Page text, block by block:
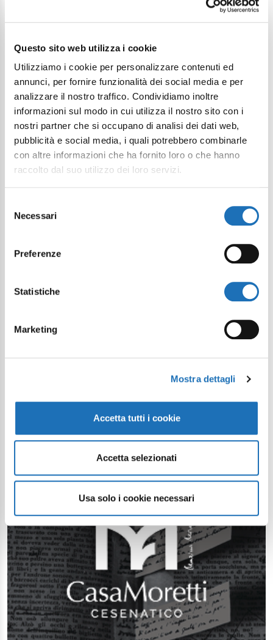
Questo sito web utilizza i cookie
Utilizziamo i cookie per personalizzare contenuti ed
annunci, per fornire funzionalità dei social media e per
analizzare il nostro traffico. Condividiamo inoltre
informazioni sul modo in cui utilizza il nostro sito con i
nostri partner che si occupano di analisi dei dati web,
pubblicità e social media, i quali potrebbero combinarle
con altre informazioni che ha fornito loro o che hanno
raccolto dal suo utilizzo dei loro servizi.
delNecessari
Preferenze
Statistiche
Marketing
Mostra dettagli
Accetta tutti i cookie
Accetta selezionati
Usa solo i cookie necessari
Il tuo viaggio digitale dentro Cesenatico